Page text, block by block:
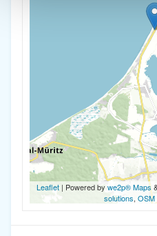
Leaflet| Powered bywe2p® Maps
solutions, OSM